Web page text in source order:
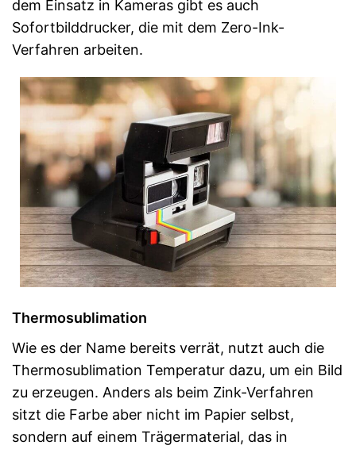
dem Einsatz in Kameras gibt es auch
Sofortbilddrucker, die mit dem Zero-Ink-
Verfahren arbeiten.
Thermosublimation
Wie es der Name bereits verrät, nutzt auch die
Thermosublimation Temperatur dazu, um ein Bild
zu erzeugen. Anders als beim Zink-Verfahren
sitzt die Farbe aber nicht im Papier selbst,
sondern auf einem Trägermaterial, das in